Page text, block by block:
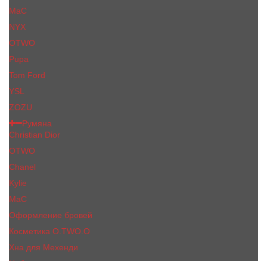
MaC
NYX
OTWO
Pupa
Tom Ford
YSL
ZOZU
Румяна
Christian Dior
OTWO
Сhanеl
Kylie
MaC
Оформление бровей
Косметика O.TWO.O
Хна для Мехенди